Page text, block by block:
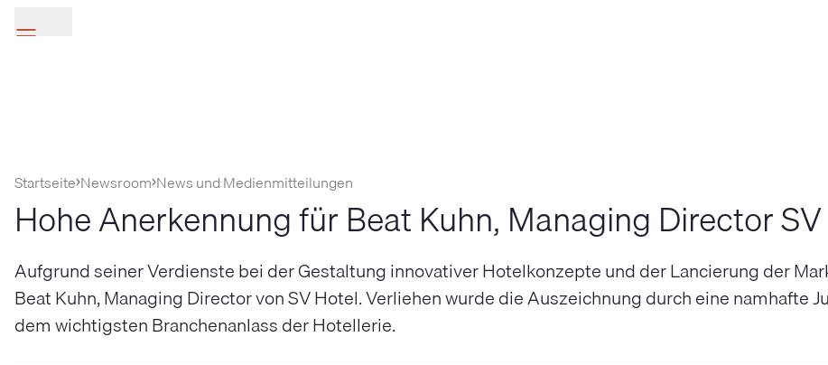
Startseite Newsroom News und Medienmitteilungen
Hohe Anerkennung für Beat Kuhn, Managing Director
Aufgrund seiner Verdienste bei der Gestaltung innovativer Hotelkonzepte und der Lancierung der
Beat Kuhn, Managing Director von SV Hotel. Verliehen wurde die Auszeichnung durch eine namhafte
dem wichtigsten Branchenanlass der Hotellerie.